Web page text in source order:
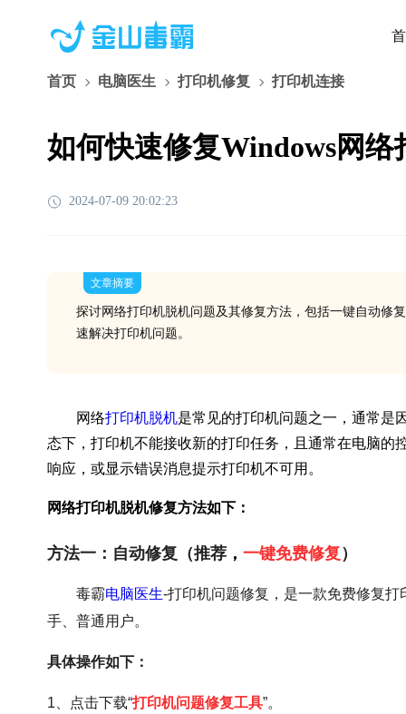
首页 电脑医生 打印机修复 打印机连接
如何快速修复Windows网络
2024-07-09 20:02:23
文章摘要
探讨网络打印机脱机问题及其修复方法，包括一键自动修
速解决打印机问题。
网络打印机脱机是常见的打印机问题之一，通常是
态下，打印机不能接收新的打印任务，且通常在电脑的
响应，或显示错误消息提示打印机不可用。
网络打印机脱机修复方法如下：
方法一：自动修复（推荐 ， 一键免费修复）
毒霸电脑医生-打印机问题修复，是一款免费修复
手、普通用户。
具体操作如下：
1、点击下载“打印机问题修复工具”。